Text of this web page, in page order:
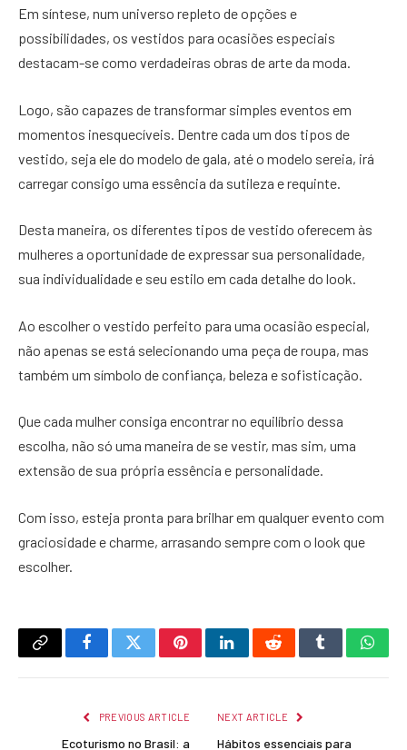
Em síntese, num universo repleto de opções e
possibilidades, os vestidos para ocasiões especiais
destacam-se como verdadeiras obras de arte da moda.
Logo, são capazes de transformar simples eventos em
momentos inesquecíveis. Dentre cada um dos tipos de
vestido, seja ele do modelo de gala, até o modelo sereia, irá
carregar consigo uma essência da sutileza e requinte.
Desta maneira, os diferentes tipos de vestido oferecem às
mulheres a oportunidade de expressar sua personalidade,
sua individualidade e seu estilo em cada detalhe do look.
Ao escolher o vestido perfeito para uma ocasião especial,
não apenas se está selecionando uma peça de roupa, mas
também um símbolo de confiança, beleza e sofisticação.
Que cada mulher consiga encontrar no equilíbrio dessa
escolha, não só uma maneira de se vestir, mas sim, uma
extensão de sua própria essência e personalidade.
Com isso, esteja pronta para brilhar em qualquer evento com
graciosidade e charme, arrasando sempre com o look que
escolher.
Copy
FacebookTwitterPinterestLinkedInRedditTumblr
PREVIOUS ARTICLE
Ecoturismo no Brasil: a
NEXT ARTICLE
Hábitos essenciais para